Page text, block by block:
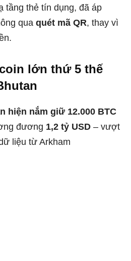
tầng thẻ tín dụng, đã áp
qua quét mã QR, thay vì
lớn thứ 5 thế
hiện nắm giữ 12.000 BTC
đương 1,2 tỷ USD – vượt
liệu từ Arkham